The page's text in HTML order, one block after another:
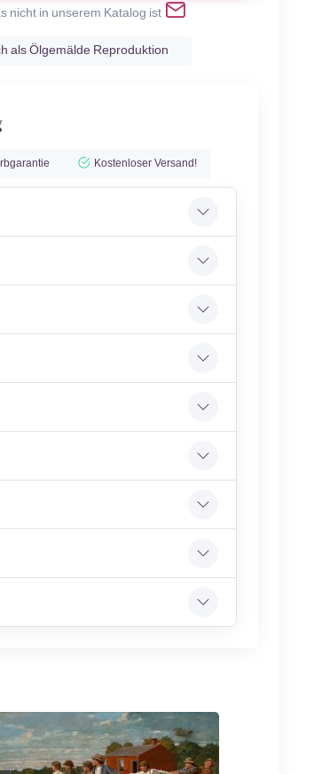
nicht in unserem Katalog ist
als Ölgemälde Reproduktion
Kostenloser Versand!